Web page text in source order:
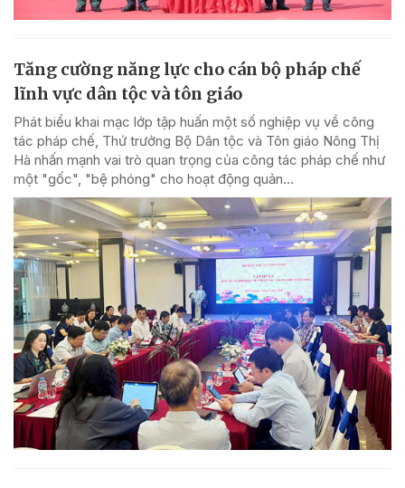
Tăng cường năng lực cho cán bộ pháp chế
lĩnh vực dân tộc và tôn giáo
Phát biểu khai mạc lớp tập huấn một số nghiệp vụ về công
tác pháp chế, Thứ trưởng Bộ Dân tộc và Tôn giáo Nông Thị
Hà nhấn mạnh vai trò quan trọng của công tác pháp chế như
một "gốc", "bệ phóng" cho hoạt động quản...